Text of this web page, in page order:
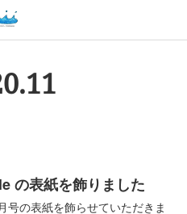
.11
の表紙を飾りました
の表紙を飾らせていただきま